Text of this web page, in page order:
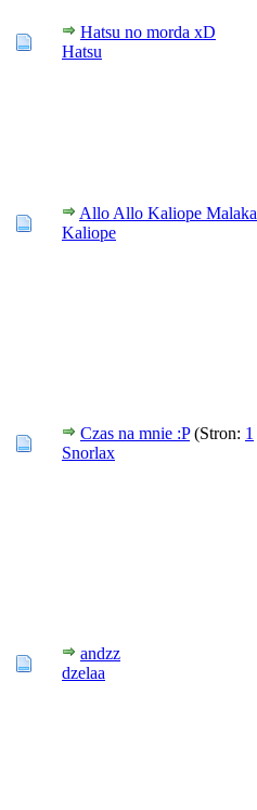
Hatsu no morda xD
Hatsu
Allo Allo Kaliope Malaka
Kaliope
Czas na mnie :P (Stron: 1
Snorlax
andzz
dzelaa